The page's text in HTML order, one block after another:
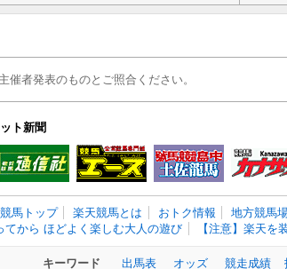
催者発表のものとご照合ください。
ト新聞
馬トップ 楽天競馬とは おトク情報 地方競馬
てから ほどよく楽しむ大人の遊び
【注意】楽天を
キーワード 出馬表 オッズ 競走成績